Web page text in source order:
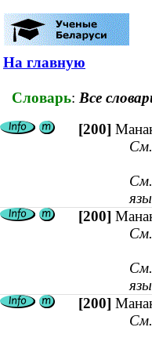
На главную
Словарь: Все
[200]
[200]
[200]